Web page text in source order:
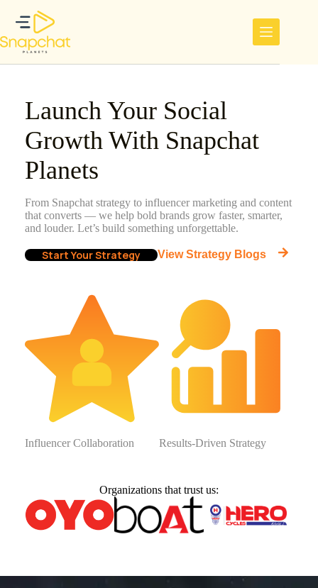
inhoud
Launch Your Social
Growth With Snapchat
Planets
From Snapchat strategy to influencer marketing and content
that converts — we help bold brands grow faster, smarter,
and louder. Let’s build something unforgettable.
Start Your Strategy View Strategy Blogs
Results-Driven Strategy
Influencer Collaboration
Organizations that trust us: